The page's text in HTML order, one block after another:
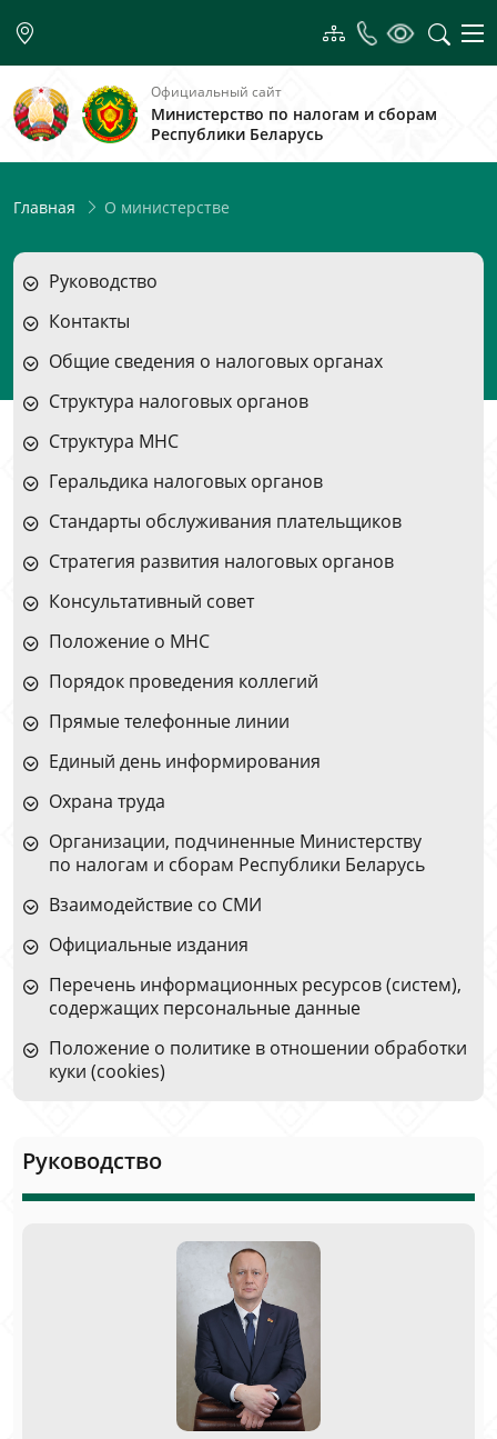
Официальный сайт
Министерство по налогам и сборам
Республики Беларусь
Главная О министерстве
Руководство
Контакты
Общие сведения о налоговых органах
Структура налоговых органов
Структура МНС
Геральдика налоговых органов
Стандарты обслуживания плательщиков
Стратегия развития налоговых органов
Консультативный совет
Положение о МНС
Порядок проведения коллегий
Прямые телефонные линии
Единый день информирования
Охрана труда
Организации, подчиненные Министерству
по налогам и сборам Республики Беларусь
Взаимодействие со СМИ
Официальные издания
Перечень информационных ресурсов (систем),
содержащих персональные данные
Положение о политике в отношении обработки
куки (cookies)
Руководство